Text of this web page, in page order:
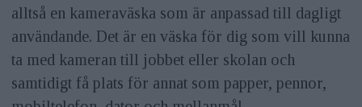
alltså en kameraväska som är anpassad till dagligt
användande. Det är en väska för dig som vill kunna
ta med kameran till jobbet eller skolan och
samtidigt få plats för annat som papper, pennor,